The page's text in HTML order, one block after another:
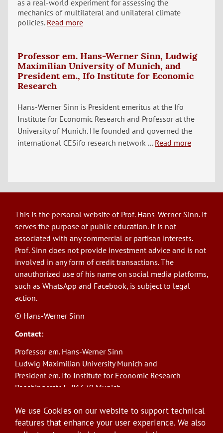
as a real-world experiment for assessing the
mechanics of multilateral and unilateral climate
policies. Read more
Professor em. Hans-Werner Sinn, Ludwig
Maximilian University of Munich, and
President em., Ifo Institute for Economic
Research
Hans-Werner Sinn is President emeritus at the Ifo
Institute for Economic Research and Professor at the
University of Munich. He founded and governed the
international CESifo research network ... Read more
This is the personal website of Prof. Hans-Werner Sinn. It
serves the purpose of public education. It is not
associated with any commercial or partisan interests.
Prof. Sinn does not provide investment advice and is not
involved in any form of credit transactions. The
unauthorized use of his name on social media platforms,
such as WhatsApp and Facebook, is subject to legal
action.
© Hans-Werner Sinn
Contact:
Professor em. Hans-Werner Sinn
Ludwig Maximilian University Munich and
President em. Ifo Institute for Economic Research
Poschingerstr. 5, 81679 Munich
E-Mail: sinn@ifo.de
We use Cookies on our website to support technical
features that enhance your user experience. We also